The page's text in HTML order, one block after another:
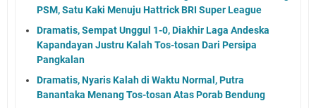
PSM, Satu Kaki Menuju Hattrick BRI Super League
Dramatis, Sempat Unggul 1-0, Diakhir Laga Andeska
Kapandayan Justru Kalah Tos-tosan Dari Persipa
Pangkalan
Dramatis, Nyaris Kalah di Waktu Normal, Putra
Banantaka Menang Tos-tosan Atas Porab Bendung